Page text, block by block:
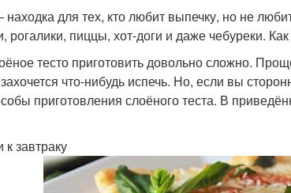
для тех, кто любит выпечку, но не
рогалики, пиццы, хот-доги и даже чебуреки.
тесто приготовить довольно сложно.
захочется что-нибудь испечь. Но, если вы
приготовления слоёного теста. В
завтраку